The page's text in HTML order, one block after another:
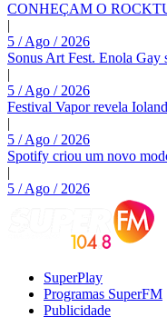
CONHEÇAM O
|
5 / Ago / 2026
Sonus Art Fest. Enola Gay
|
5 / Ago / 2026
Festival Vapor revela
|
5 / Ago / 2026
Spotify criou um novo
|
5 / Ago / 2026
SuperPlay
Programas SuperFM
Publicidade